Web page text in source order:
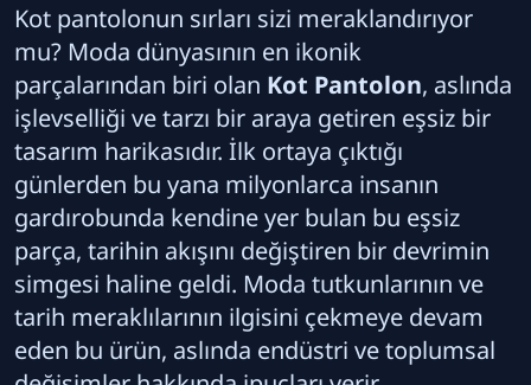
Kot pantolonun sırları sizi meraklandırıyor
mu? Moda dünyasının en ikonik
parçalarından biri olan Kot Pantolon, aslında
işlevselliği ve tarzı bir araya getiren eşsiz bir
tasarım harikasıdır. İlk ortaya çıktığı
günlerden bu yana milyonlarca insanın
gardırobunda kendine yer bulan bu eşsiz
parça, tarihin akışını değiştiren bir devrimin
simgesi haline geldi. Moda tutkunlarının ve
tarih meraklılarının ilgisini çekmeye devam
eden bu ürün, aslında endüstri ve toplumsal